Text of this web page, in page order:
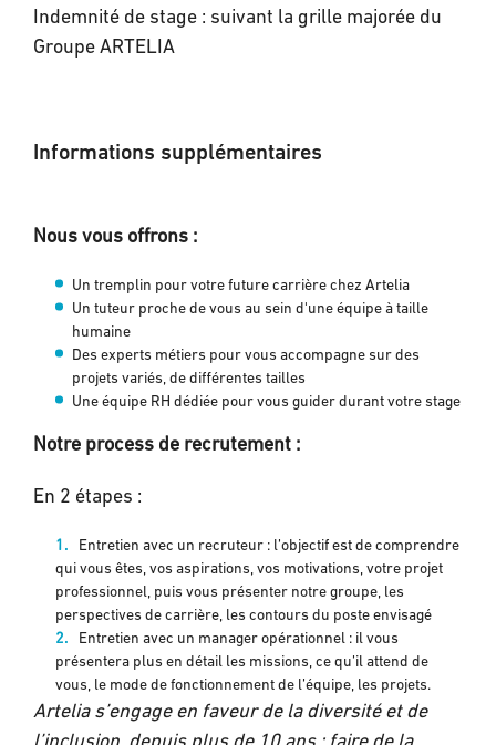
Indemnité de stage : suivant la grille majorée du
Groupe ARTELIA
Informations supplémentaires
Nous vous offrons :
Un tremplin pour votre future carrière chez Artelia
Un tuteur proche de vous au sein d'une équipe à taille
humaine
Des experts métiers pour vous accompagne sur des
projets variés, de différentes tailles
Une équipe RH dédiée pour vous guider durant votre stage
Notre process de recrutement :
En 2 étapes :
Entretien avec un recruteur : l’objectif est de comprendre
qui vous êtes, vos aspirations, vos motivations, votre projet
professionnel, puis vous présenter notre groupe, les
perspectives de carrière, les contours du poste envisagé
Entretien avec un manager opérationnel : il vous
présentera plus en détail les missions, ce qu’il attend de
vous, le mode de fonctionnement de l’équipe, les projets.
Artelia s’engage en faveur de la diversité et de